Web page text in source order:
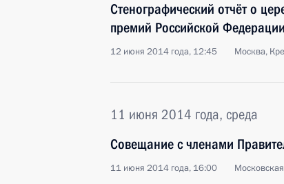
Стенографический отчёт о
премий Российской Федерации
12 июня 2014 года, 12:45 Москва,
11 июня 2014 года, среда
Совещание с членами
11 июня 2014 года, 16:00